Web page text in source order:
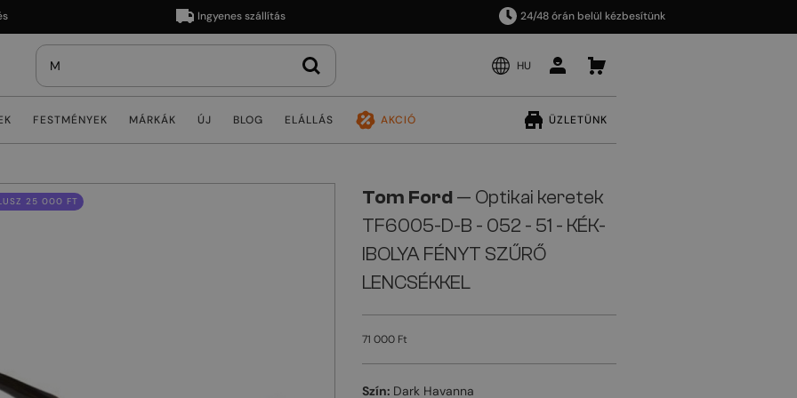
Ingyenes szállítás 24/48 órán belül kézbesítünk
HU
FESTMÉNYEK MÁRKÁK ÚJ BLOG ELÁLLÁS AKCIÓ ÜZLETÜNK
25 000 FT Tom Ford— Optikai keretek
TF6005-D-B - 052 - 51 - KÉK-
IBOLYA FÉNYT SZŰRŐ
LENCSÉKKEL
71 000 Ft
Szín: Dark Havanna